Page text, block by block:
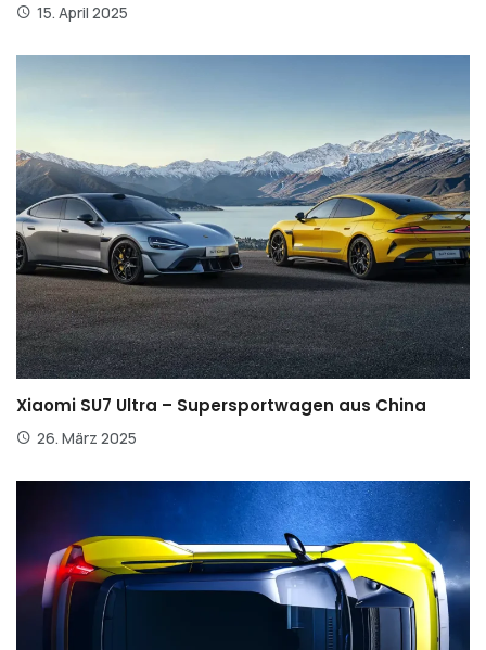
15. April 2025
Xiaomi SU7 Ultra – Supersportwagen aus China
26. März 2025